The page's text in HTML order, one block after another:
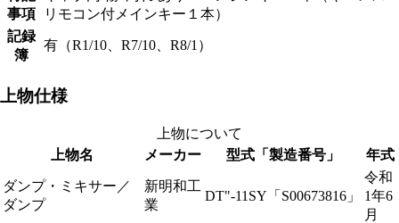
事項
リモコン付メインキー１本）
記録
簿
有（R1/10、R7/10、R8/1）
上物仕様
上物について
上物名
メーカー 型式「製造番号」 年式
ダンプ・ミキサー／
ダンプ
新明和工
業
DT"-11SY「S00673816」
令和
1年6
月